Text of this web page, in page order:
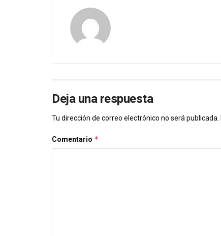
Deja una respuesta
Tu dirección de correo electrónico no será publicada.
Comentario *